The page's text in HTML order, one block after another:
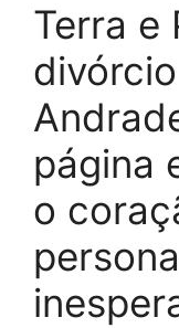
Terra e
página
o